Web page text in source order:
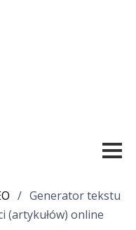
/ Generator tekstu
(artykułów) online